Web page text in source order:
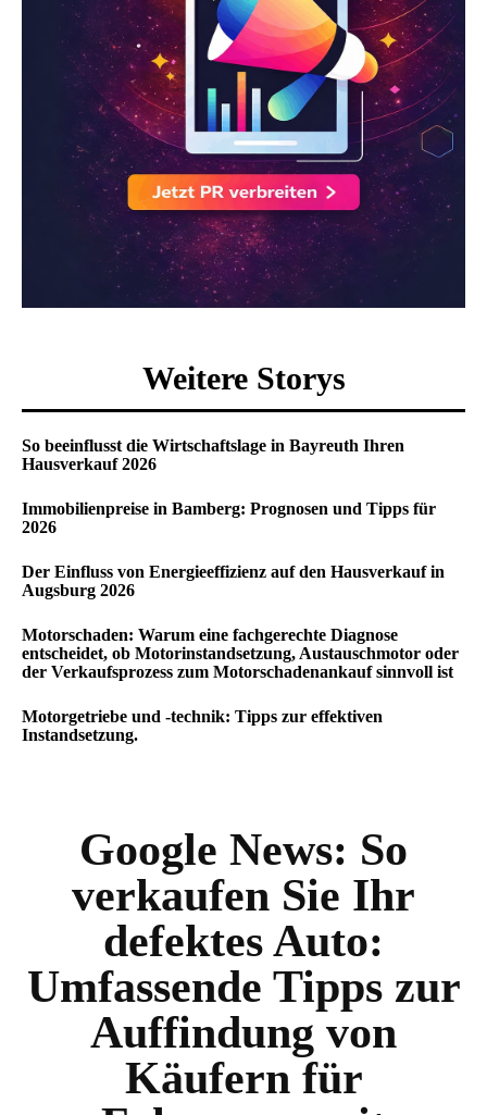
Weitere Storys
So beeinflusst die Wirtschaftslage in Bayreuth Ihren
Hausverkauf 2026
Immobilienpreise in Bamberg: Prognosen und Tipps für
2026
Der Einfluss von Energieeffizienz auf den Hausverkauf in
Augsburg 2026
Motorschaden: Warum eine fachgerechte Diagnose
entscheidet, ob Motorinstandsetzung, Austauschmotor oder
der Verkaufsprozess zum Motorschadenankauf sinnvoll ist
Motorgetriebe und -technik: Tipps zur effektiven
Instandsetzung.
Google News: So
verkaufen Sie Ihr
defektes Auto:
Umfassende Tipps zur
Auffindung von
Käufern für